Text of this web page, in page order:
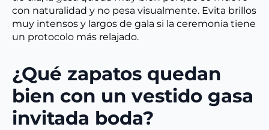
con naturalidad y no pesa visualmente. Evita brillos
muy intensos y largos de gala si la ceremonia tiene
un protocolo más relajado.
¿Qué zapatos quedan
bien con un vestido gasa
invitada boda?